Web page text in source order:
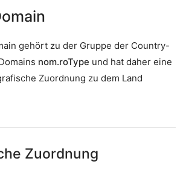
gehört zu der Gruppe der Country-
nom.roType und hat daher eine
Zuordnung zu dem Land
Zuordnung